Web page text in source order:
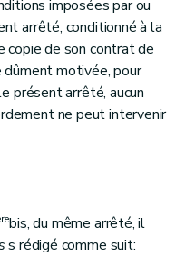
imposées par ou
arrêté, conditionné à la
copie de son contrat de
dûment motivée, pour
présent arrêté, aucun
ne peut intervenir
bis, du même arrêté, il
s rédigé comme suit: